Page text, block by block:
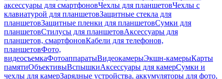
аксессуары для смартфоновЧехлы для планшетовЧехлы с
клавиатурой для планшетовЗащитные стекла для
планшетовЗащитные пленки для планшетовСумки для
планшетовСтилусы для планшетовАксессуары для
планшетов, смартфоновКабели для телефонов,
планшетовФото,
видеосъемкаФотоаппаратыВидеокамерыЭкшн-камерыКарты
памятиОбъективыВспышкиАксессуары для камерСумки и
чехлы для камерЗарядные устройства, аккумуляторы для фото,